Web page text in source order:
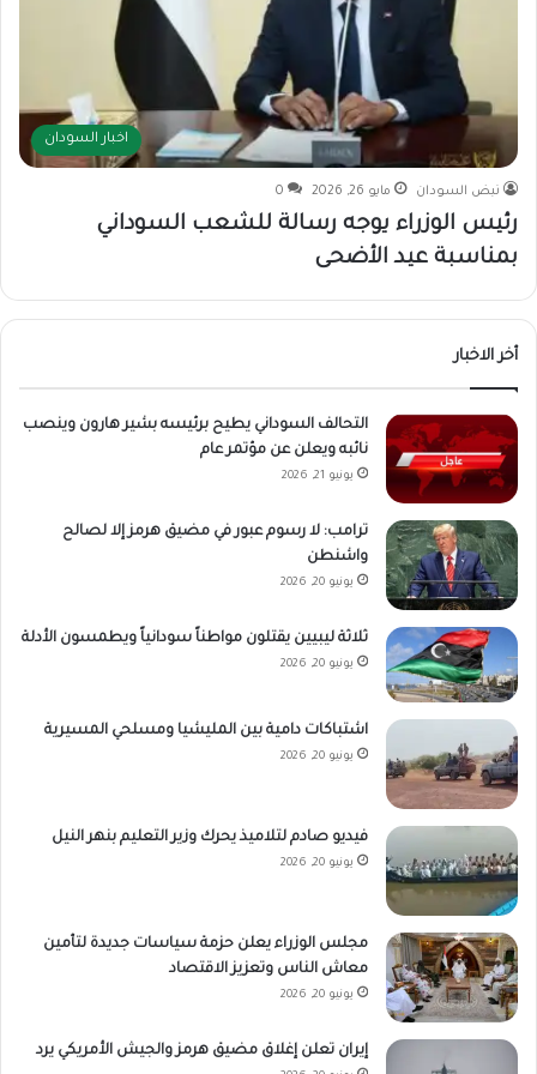
اخبار السودان
نبض السودان مايو 26, 2026 0
رئيس الوزراء يوجه رسالة للشعب السوداني
بمناسبة عيد الأضحى
أخر الاخبار
التحالف السوداني يطيح برئيسه بشير هارون وينصب
نائبه ويعلن عن مؤتمر عام
يونيو 21, 2026
ترامب: لا رسوم عبور في مضيق هرمز إلا لصالح
واشنطن
يونيو 20, 2026
ثلاثة ليبيين يقتلون مواطناً سودانياً ويطمسون الأدلة
يونيو 20, 2026
اشتباكات دامية بين المليشيا ومسلحي المسيرية
يونيو 20, 2026
فيديو صادم لتلاميذ يحرك وزير التعليم بنهر النيل
يونيو 20, 2026
مجلس الوزراء يعلن حزمة سياسات جديدة لتأمين
معاش الناس وتعزيز الاقتصاد
يونيو 20, 2026
إيران تعلن إغلاق مضيق هرمز والجيش الأمريكي يرد